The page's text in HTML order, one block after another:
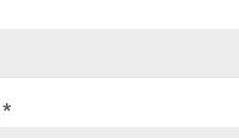
*